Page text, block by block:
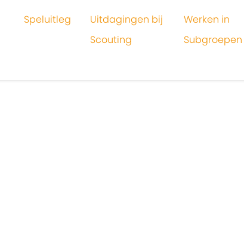
Speluitleg
Uitdagingen bij
Scouting
Werken in
Subgroepen